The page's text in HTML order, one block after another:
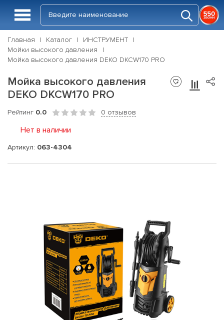
Главная Каталог
ИНСТРУМЕНТ
Мойки высокого давления
Мойка высокого давления DEKO DKCW170 PRO
Мойка высокого давления
DEKO DKCW170 PRO
Рейтинг 0.0 0 отзывов
Нет в наличии
Артикул: 063-4304